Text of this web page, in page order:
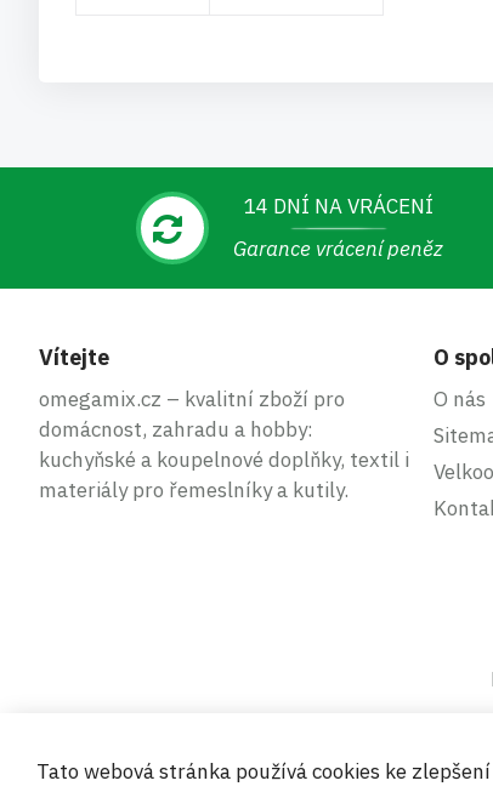
14 DNÍ NA VRÁCENÍ
Garance vrácení peněz
Vítejte
omegamix.cz – kvalitní zboží pro
domácnost, zahradu a hobby:
kuchyňské a koupelnové doplňky, textil i
materiály pro řemeslníky a kutily.
O
O nás
Tato webová stránka používá cookies ke